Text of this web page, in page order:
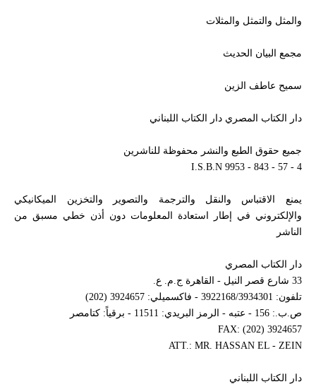
والمثل والتمثل والمثلات
مجمع البيان الحديث
سميح عاطف الزين
دار الكتاب المصري دار الكتاب اللبناني
جميع حقوق الطبع والنشر محفوظة للناشرين
I.S.B.N 9953 - 843 - 57 - 4
يمنع الاقتباس والنقل والترجمة والتصوير والتخزين الميكانيكي
والإلكتروني في إطار استعادة المعلومات دون أذن خطي مسبق من
الناشر
دار الكتاب المصري
33 شارع قصر النيل - القاهرة ج.م. ع.
تلفون: 3922168/3934301 - فاكسميلي: 3924657 (202)
ص.ب.: 156 - عتبه - الرمز البريدي: 11511 - برقياً: كتامصر
FAX: (202) 3924657
ATT.: MR. HASSAN EL - ZEIN
دار الكتاب اللبناني